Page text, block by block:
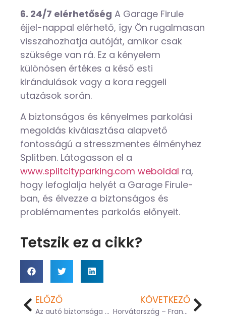
6. 24/7 elérhetőség A Garage Firule
éjjel-nappal elérhető, így Ön rugalmasan
visszahozhatja autóját, amikor csak
szüksége van rá. Ez a kényelem
különösen értékes a késő esti
kirándulások vagy a kora reggeli
utazások során.
A biztonságos és kényelmes parkolási
megoldás kiválasztása alapvető
fontosságú a stresszmentes élményhez
Splitben. Látogasson el a
www.splitcityparking.com weboldal ra,
hogy lefoglalja helyét a Garage Firule-
ban, és élvezze a biztonságos és
problémamentes parkolás előnyeit.
Tetszik ez a cikk?
ELŐZŐ
Az autó biztonsága Splitben
KÖVETKEZŐ
Horvátország – Franciaország: Nemzetek Ligája 2025-ös Nemzetek Ligája mérkőzésén a Poljudon